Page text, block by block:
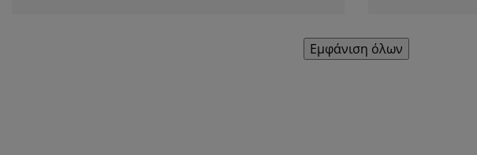
Εμφάνιση όλων